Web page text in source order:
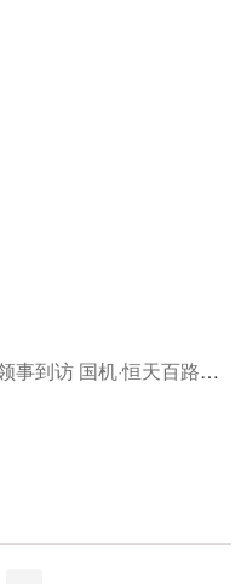
澳大利亚驻上海总领事到访 国机·恒天百路佳客车